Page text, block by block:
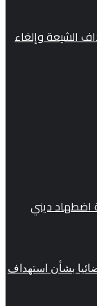
الشيعة وإلغاء
ديني